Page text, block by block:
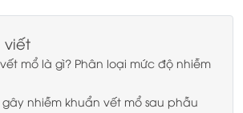
viết
mổ là gì? Phân loại mức độ nhiễm
nhiễm khuẩn vết mổ sau phẫu